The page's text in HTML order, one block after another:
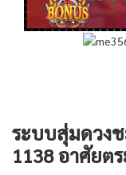
ระบบสุ่มดวง
1138 อาศัยต